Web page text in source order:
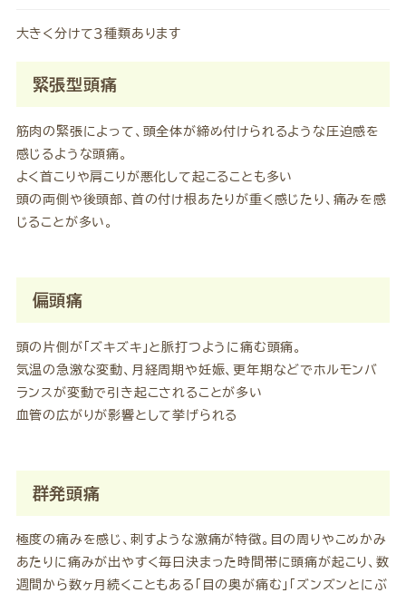
大きく分けて３種類あります
緊張型頭痛
筋肉の緊張によって、頭全体が締め付けられるような圧迫感を
感じるような頭痛。
よく首こりや肩こりが悪化して起こることも多い
頭の両側や後頭部、首の付け根あたりが重く感じたり、痛みを感
じることが多い。
偏頭痛
頭の片側が「ズキズキ」と脈打つように痛む頭痛。
気温の急激な変動、月経周期や妊娠、更年期などでホルモンバ
ランスが変動で引き起こされることが多い
血管の広がりが影響として挙げられる
群発頭痛
極度の痛みを感じ、刺すような激痛が特徴。目の周りやこめかみ
あたりに痛みが出やすく毎日決まった時間帯に頭痛が起こり、数
週間から数ヶ月続くこともある「目の奥が痛む」「ズンズンとにぶ